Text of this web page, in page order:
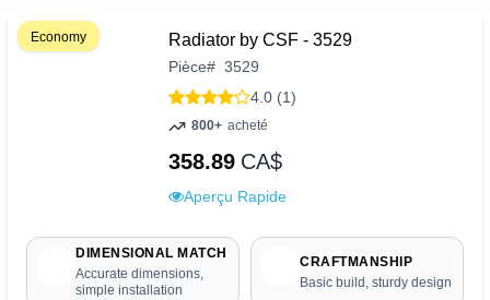
Economy Radiator by CSF - 3529
Pièce# 3529
4.0 (1)
800+ acheté
358.89 CA$
Aperçu Rapide
DIMENSIONAL MATCH
Accurate dimensions,
simple installation
CRAFTMANSHIP
Basic build, sturdy design